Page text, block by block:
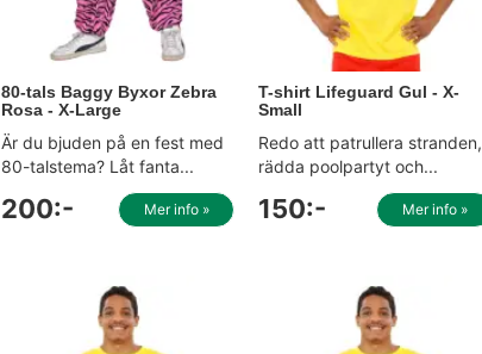
80-tals Baggy Byxor Zebra
Rosa - X-Large
Är du bjuden på en fest med
80-talstema? Låt fanta...
200:- Mer info »
T-shirt Lifeguard Gul - X-
Small
Redo att patrullera stranden,
rädda poolpartyt och...
150:- Mer info »